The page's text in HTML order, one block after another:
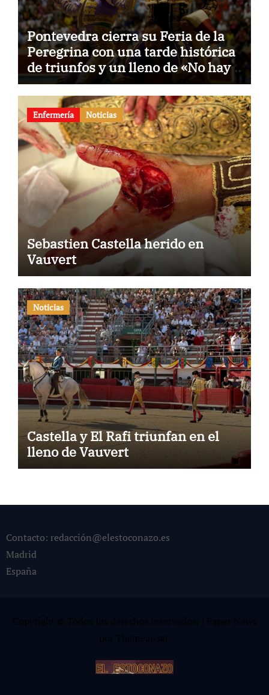
Pontevedra cierra su Feria de la
Peregrina con una tarde histórica
de triunfos y un lleno de «No hay
billetes»
Enfermería Noticias
Sebastien Castella herido en
Vauvert
Noticias
Castella y El Rafi triunfan en el
lleno de Vauvert
Contacto: redacción@elestoconazo.es
Madrid
España